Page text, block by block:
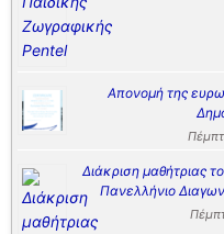
Απονομή της
Διάκριση μαθήτριας
Πανελλήνιο